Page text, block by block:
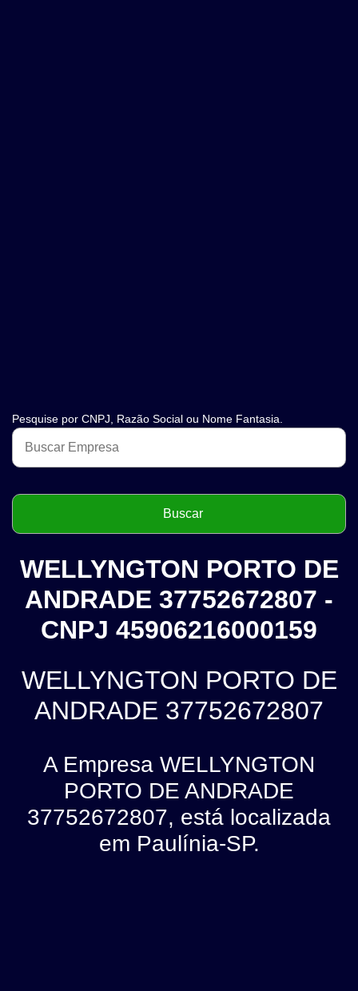
Pesquise por CNPJ, Razão Social ou Nome Fantasia.
WELLYNGTON PORTO DE
ANDRADE 37752672807 -
CNPJ 45906216000159
WELLYNGTON PORTO DE
ANDRADE 37752672807
A Empresa WELLYNGTON
PORTO DE ANDRADE
37752672807, está localizada
em Paulínia-SP.